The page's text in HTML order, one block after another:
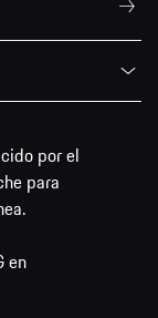
por el
para
en